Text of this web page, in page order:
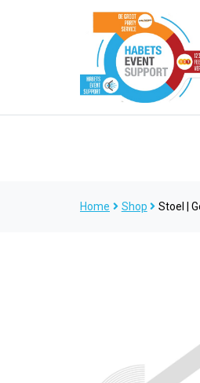
Home Shop Stoel |